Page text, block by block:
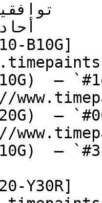
B10G]
B10G)  —
B20G)  —
B10G)  —
Y30R]